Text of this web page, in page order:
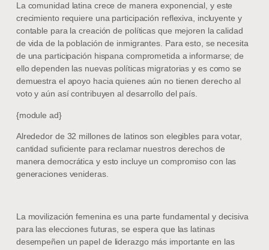
La comunidad latina crece de manera exponencial, y este
crecimiento requiere una participación reflexiva, incluyente y
contable para la creación de políticas que mejoren la calidad
de vida de la población de inmigrantes. Para esto, se necesita
de una participación hispana comprometida a informarse; de
ello dependen las nuevas políticas migratorias y es como se
demuestra el apoyo hacia quienes aún no tienen derecho al
voto y aún así contribuyen al desarrollo del país.
{module ad}
Alrededor de 32 millones de latinos son elegibles para votar,
cantidad suficiente para reclamar nuestros derechos de
manera democrática y esto incluye un compromiso con las
generaciones venideras.
La movilización femenina es una parte fundamental y decisiva
para las elecciones futuras, se espera que las latinas
desempeñen un papel de liderazgo más importante en las